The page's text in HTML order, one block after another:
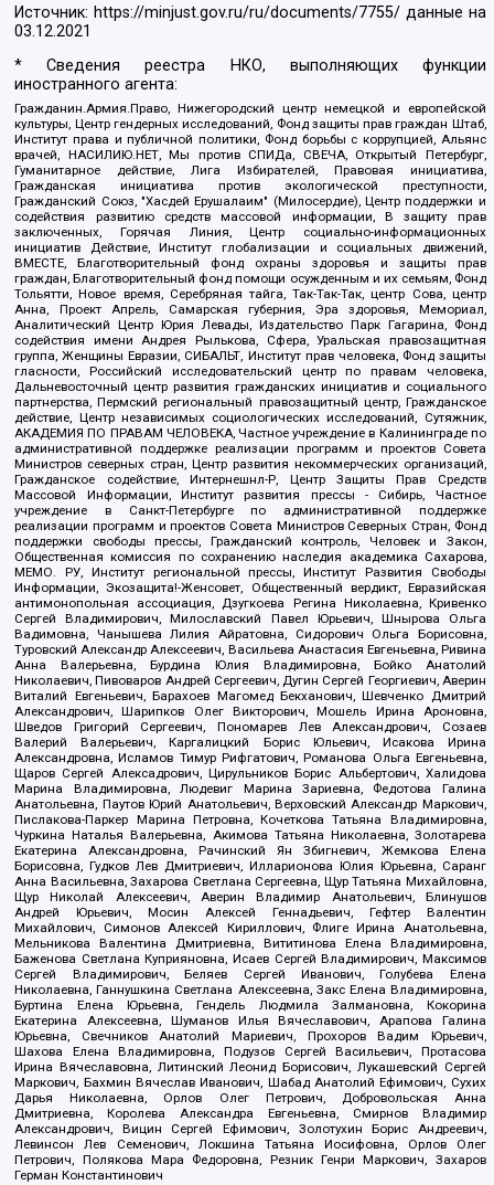
Источник: https://minjust.gov.ru/ru/documents/7755/ данные на
03.12.2021
* Сведения реестра НКО, выполняющих функции
иностранного агента:
Гражданин.Армия.Право, Нижегородский центр немецкой и европейской
культуры, Центр гендерных исследований, Фонд защиты прав граждан Штаб,
Институт права и публичной политики, Фонд борьбы с коррупцией, Альянс
врачей, НАСИЛИЮ.НЕТ, Мы против СПИДа, СВЕЧА, Открытый Петербург,
Гуманитарное действие, Лига Избирателей, Правовая инициатива,
Гражданская инициатива против экологической преступности,
Гражданский Союз, "Хасдей Ерушалаим" (Милосердие), Центр поддержки и
содействия развитию средств массовой информации, В защиту прав
заключенных, Горячая Линия, Центр социально-информационных
инициатив Действие, Институт глобализации и социальных движений,
ВМЕСТЕ, Благотворительный фонд охраны здоровья и защиты прав
граждан, Благотворительный фонд помощи осужденным и их семьям, Фонд
Тольятти, Новое время, Серебряная тайга, Так-Так-Так, центр Сова, центр
Анна, Проект Апрель, Самарская губерния, Эра здоровья, Мемориал,
Аналитический Центр Юрия Левады, Издательство Парк Гагарина, Фонд
содействия имени Андрея Рылькова, Сфера, Уральская правозащитная
группа, Женщины Евразии, СИБАЛЬТ, Институт прав человека, Фонд защиты
гласности, Российский исследовательский центр по правам человека,
Дальневосточный центр развития гражданских инициатив и социального
партнерства, Пермский региональный правозащитный центр, Гражданское
действие, Центр независимых социологических исследований, Сутяжник,
АКАДЕМИЯ ПО ПРАВАМ ЧЕЛОВЕКА, Частное учреждение в Калининграде по
административной поддержке реализации программ и проектов Совета
Министров северных стран, Центр развития некоммерческих организаций,
Гражданское содействие, Интернешнл-Р, Центр Защиты Прав Средств
Массовой Информации, Институт развития прессы - Сибирь, Частное
учреждение в Санкт-Петербурге по административной поддержке
реализации программ и проектов Совета Министров Северных Стран, Фонд
поддержки свободы прессы, Гражданский контроль, Человек и Закон,
Общественная комиссия по сохранению наследия академика Сахарова,
МЕМО. РУ, Институт региональной прессы, Институт Развития Свободы
Информации, Экозащита!-Женсовет, Общественный вердикт, Евразийская
антимонопольная ассоциация, Дзугкоева Регина Николаевна, Кривенко
Сергей Владимирович, Милославский Павел Юрьевич, Шнырова Ольга
Вадимовна, Чанышева Лилия Айратовна, Сидорович Ольга Борисовна,
Туровский Александр Алексеевич, Васильева Анастасия Евгеньевна, Ривина
Анна Валерьевна, Бурдина Юлия Владимировна, Бойко Анатолий
Николаевич, Пивоваров Андрей Сергеевич, Дугин Сергей Георгиевич, Аверин
Виталий Евгеньевич, Барахоев Магомед Бекханович, Шевченко Дмитрий
Александрович, Шарипков Олег Викторович, Мошель Ирина Ароновна,
Шведов Григорий Сергеевич, Пономарев Лев Александрович, Созаев
Валерий Валерьевич, Каргалицкий Борис Юльевич, Исакова Ирина
Александровна, Исламов Тимур Рифгатович, Романова Ольга Евгеньевна,
Щаров Сергей Алексадрович, Цирульников Борис Альбертович, Халидова
Марина Владимировна, Людевиг Марина Зариевна, Федотова Галина
Анатольевна, Паутов Юрий Анатольевич, Верховский Александр Маркович,
Пислакова-Паркер Марина Петровна, Кочеткова Татьяна Владимировна,
Чуркина Наталья Валерьевна, Акимова Татьяна Николаевна, Золотарева
Екатерина Александровна, Рачинский Ян Збигневич, Жемкова Елена
Борисовна, Гудков Лев Дмитриевич, Илларионова Юлия Юрьевна, Саранг
Анна Васильевна, Захарова Светлана Сергеевна, Щур Татьяна Михайловна,
Щур Николай Алексеевич, Аверин Владимир Анатольевич, Блинушов
Андрей Юрьевич, Мосин Алексей Геннадьевич, Гефтер Валентин
Михайлович, Симонов Алексей Кириллович, Флиге Ирина Анатольевна,
Мельникова Валентина Дмитриевна, Вититинова Елена Владимировна,
Баженова Светлана Куприяновна, Исаев Сергей Владимирович, Максимов
Сергей Владимирович, Беляев Сергей Иванович, Голубева Елена
Николаевна, Ганнушкина Светлана Алексеевна, Закс Елена Владимировна,
Буртина Елена Юрьевна, Гендель Людмила Залмановна, Кокорина
Екатерина Алексеевна, Шуманов Илья Вячеславович, Арапова Галина
Юрьевна, Свечников Анатолий Мариевич, Прохоров Вадим Юрьевич,
Шахова Елена Владимировна, Подузов Сергей Васильевич, Протасова
Ирина Вячеславовна, Литинский Леонид Борисович, Лукашевский Сергей
Маркович, Бахмин Вячеслав Иванович, Шабад Анатолий Ефимович, Сухих
Дарья Николаевна, Орлов Олег Петрович, Добровольская Анна
Дмитриевна, Королева Александра Евгеньевна, Смирнов Владимир
Александрович, Вицин Сергей Ефимович, Золотухин Борис Андреевич,
Левинсон Лев Семенович, Локшина Татьяна Иосифовна, Орлов Олег
Петрович, Полякова Мара Федоровна, Резник Генри Маркович, Захаров
Герман Константинович